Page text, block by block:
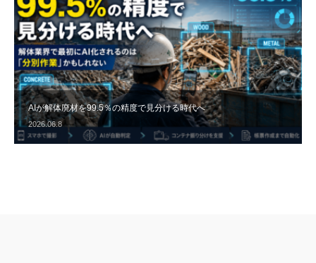
AIが解体廃材を99.5％の精度で見分ける時代へ
2026.06.8